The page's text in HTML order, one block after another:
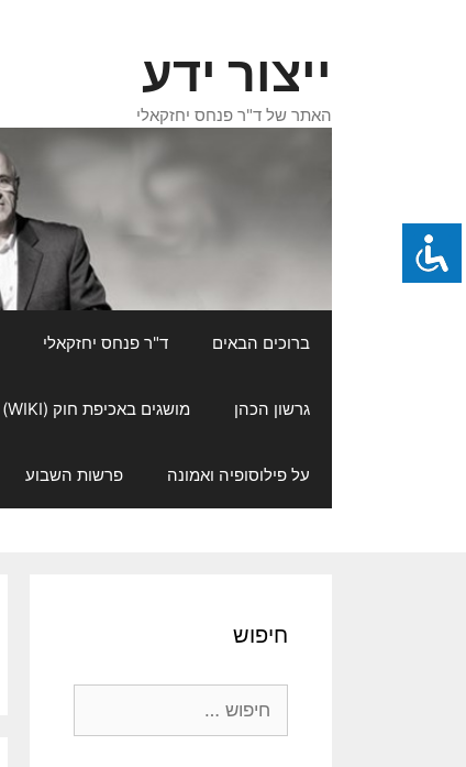
ייצור ידע
האתר של ד"ר פנחס יחזקאלי
ברוכים הבאים ד"ר פנחס יחזקאלי
גרשון הכהן מושגים באכיפת חוק (WIKI)
על פילוסופיה ואמונה פרשות השבוע
חיפוש